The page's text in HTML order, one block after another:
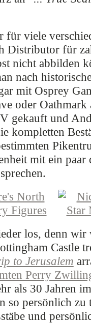
für viele
Distributor für
nicht abbilden
nach
mit Osprey
oder
gekauft und
kompletten
mit ein paar
los, denn wir
Castle
to Jerusalem
Perry
als 30 Jahren
so persönlich
und